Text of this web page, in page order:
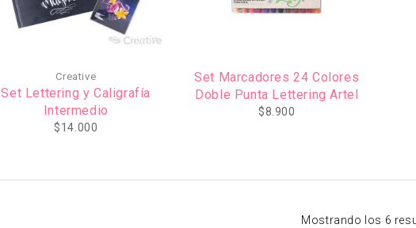
Creative
Set Lettering y Caligrafía
Intermedio
$14.000
Set Marcadores 24 Colores
Doble Punta Lettering Artel
$8.900
Mostrando los 6